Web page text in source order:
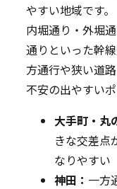
やすい地域です。
内堀通り・外堀
通りといった幹
方通行や狭い道
不安の出やすい
大手町・丸
きな交差点
なりやすい
神田： 一方